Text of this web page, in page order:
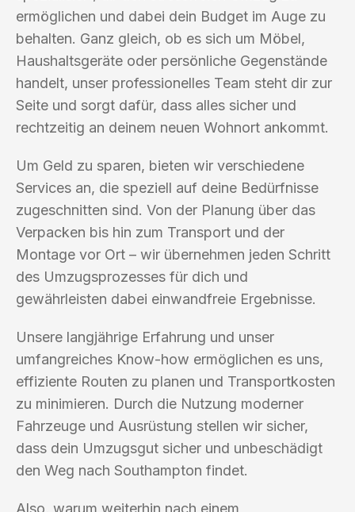
ermöglichen und dabei dein Budget im Auge zu
behalten. Ganz gleich, ob es sich um Möbel,
Haushaltsgeräte oder persönliche Gegenstände
handelt, unser professionelles Team steht dir zur
Seite und sorgt dafür, dass alles sicher und
rechtzeitig an deinem neuen Wohnort ankommt.
Um Geld zu sparen, bieten wir verschiedene
Services an, die speziell auf deine Bedürfnisse
zugeschnitten sind. Von der Planung über das
Verpacken bis hin zum Transport und der
Montage vor Ort – wir übernehmen jeden Schritt
des Umzugsprozesses für dich und
gewährleisten dabei einwandfreie Ergebnisse.
Unsere langjährige Erfahrung und unser
umfangreiches Know-how ermöglichen es uns,
effiziente Routen zu planen und Transportkosten
zu minimieren. Durch die Nutzung moderner
Fahrzeuge und Ausrüstung stellen wir sicher,
dass dein Umzugsgut sicher und unbeschädigt
den Weg nach Southampton findet.
Also, warum weiterhin nach einem